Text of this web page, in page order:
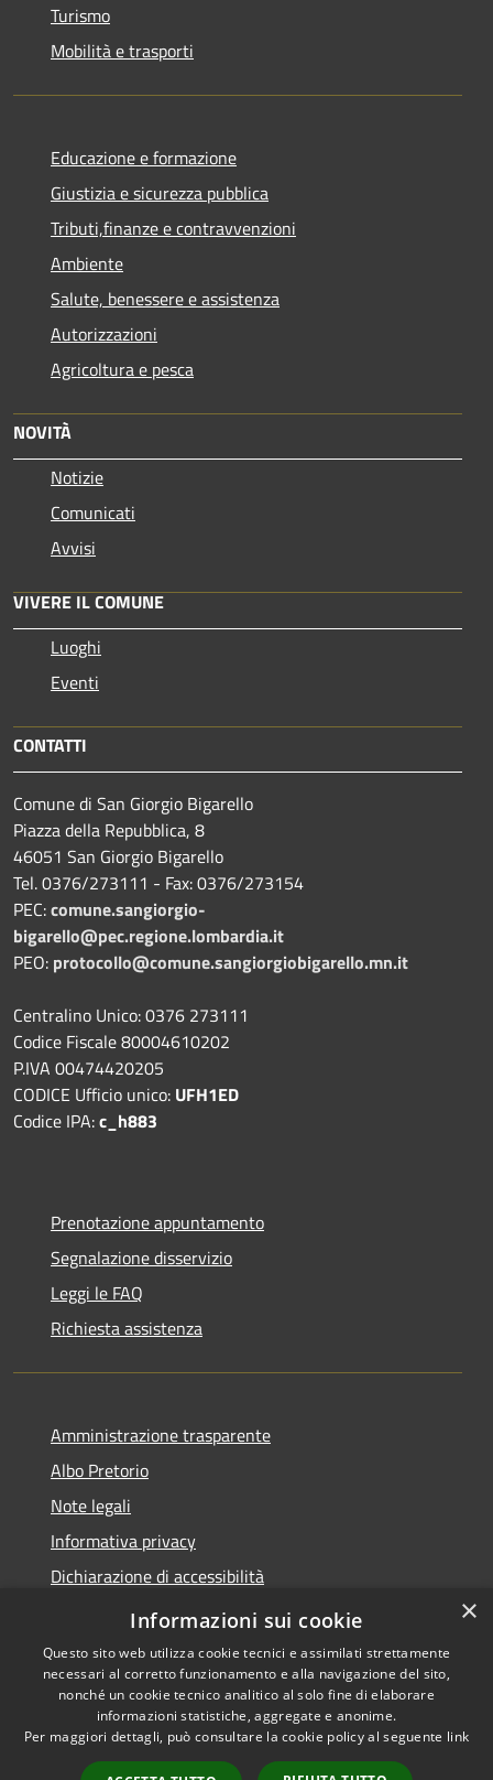
Turismo
Mobilità e trasporti
Educazione e formazione
Giustizia e sicurezza pubblica
Tributi,finanze e contravvenzioni
Ambiente
Salute, benessere e assistenza
Autorizzazioni
Agricoltura e pesca
NOVITÀ
Notizie
Comunicati
Avvisi
VIVERE IL COMUNE
Luoghi
Eventi
CONTATTI
Comune di San Giorgio Bigarello
Piazza della Repubblica, 8
46051 San Giorgio Bigarello
Tel. 0376/273111 - Fax: 0376/273154
PEC:comune.sangiorgio-
bigarello@pec.regione.lombardia.it
PEO: protocollo@comune.sangiorgiobigarello.mn.it
Centralino Unico: 0376 273111
Codice Fiscale 80004610202
P.IVA 00474420205
CODICE Ufficio unico: UFH1ED
Codice IPA:c_h883
Prenotazione appuntamento
Segnalazione disservizio
Leggi le FAQ
Richiesta assistenza
Amministrazione trasparente
Albo Pretorio
Note legali
Informativa privacy
Dichiarazione di accessibilità
Obiettivi di accessibilità
Accessibilità
Copyright © 2026 • Comune di
San Giorgio Bigarello •
×
Informazioni sui cookie
Questo sito web utilizza cookie tecnici e assimilati strettamente
necessari al corretto funzionamento e alla navigazione del sito,
nonché un cookie tecnico analitico al solo fine di elaborare
informazioni statistiche, aggregate e anonime.
Per maggiori dettagli, può consultare la cookie policy al seguente link